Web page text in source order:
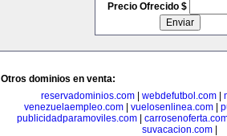
Precio Ofrecido $
Otros dominios en venta:
reservadominios.com
webdefutbol.com
venezuelaempleo.com
vuelosenlinea.com
publicidadparamoviles.com
suvacacion.com